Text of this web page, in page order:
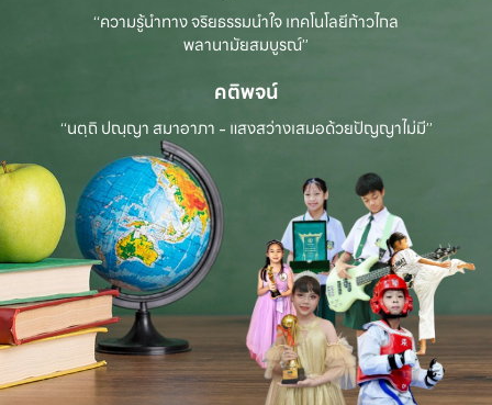
“ความรู้นำทาง จริยธรรมนำใจ เทคโนโลยีก้าวไกล
พลานามัยสมบูรณ์”
คติพจน์
“นตฺถิ ปณฺญา สมาอาภา - แสงสว่างเสมอด้วยปัญญาไม่มี”